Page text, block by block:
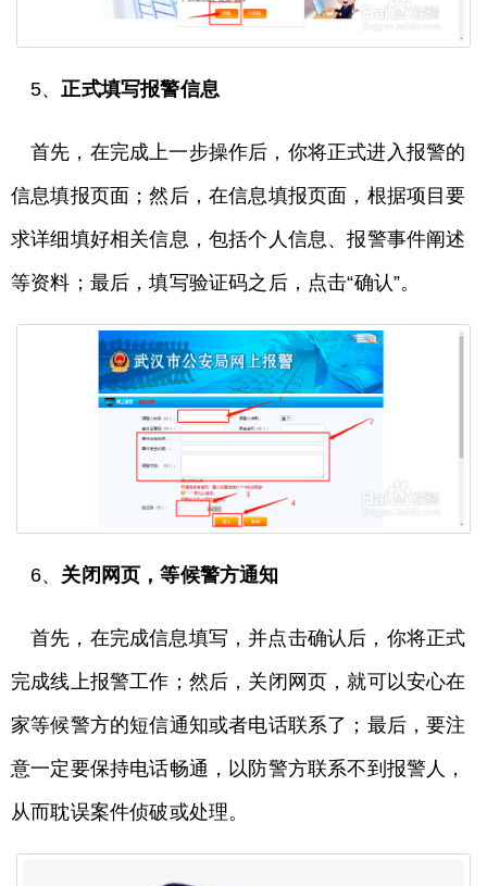
5、正式填写报警信息
首先，在完成上一步操作后，你将正式进入报警的
信息填报页面；然后，在信息填报页面，根据项目要
求详细填好相关信息，包括个人信息、报警事件阐述
等资料；最后，填写验证码之后，点击“确认”。
6、 关闭网页，等候警方通知
首先，在完成信息填写，并点击确认后，你将正式
完成线上报警工作；然后，关闭网页，就可以安心在
家等候警方的短信通知或者电话联系了；最后，要注
意一定要保持电话畅通，以防警方联系不到报警人，
从而耽误案件侦破或处理。